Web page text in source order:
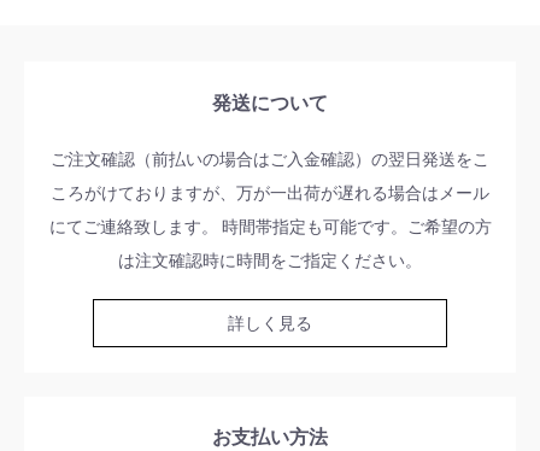
発送について
ご注文確認（前払いの場合はご入金確認）の翌日発送をこ
ころがけておりますが、万が一出荷が遅れる場合はメール
にてご連絡致します。 時間帯指定も可能です。ご希望の方
は注文確認時に時間をご指定ください。
詳しく見る
お支払い方法